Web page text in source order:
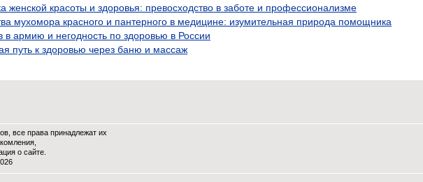
женской красоты и здоровья: превосходство в заботе и профессионализме
мухомора красного и пантерного в медицине: изумительная природа помощника
в армию и негодность по здоровью в России
путь к здоровью через баню и массаж
все права принадлежат их
о сайте